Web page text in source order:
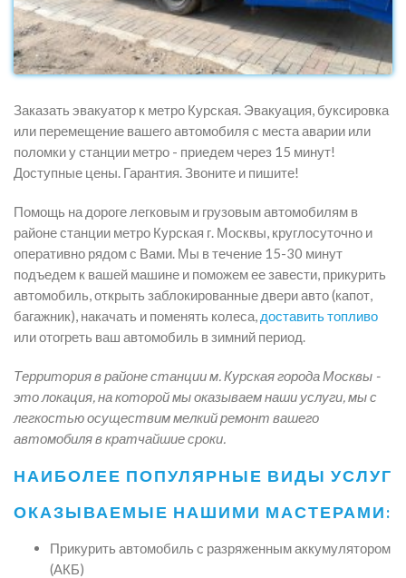
Заказать эвакуатор к метро Курская. Эвакуация, буксировка
или перемещение вашего автомобиля с места аварии или
поломки у станции метро - приедем через 15 минут!
Доступные цены. Гарантия. Звоните и пишите!
Помощь на дороге легковым и грузовым автомобилям в
районе станции метро Курская г. Москвы, круглосуточно и
оперативно рядом с Вами. Мы в течение 15-30 минут
подъедем к вашей машине и поможем ее завести, прикурить
автомобиль, открыть заблокированные двери авто (капот,
багажник), накачать и поменять колеса, доставить топливо
или отогреть ваш автомобиль в зимний период.
Территория в районе станции м. Курская города Москвы -
это локация, на которой мы оказываем наши услуги, мы с
легкостью осуществим мелкий ремонт вашего
автомобиля в кратчайшие сроки.
НАИБОЛЕЕ ПОПУЛЯРНЫЕ ВИДЫ УСЛУГ
ОКАЗЫВАЕМЫЕ НАШИМИ МАСТЕРАМИ:
Прикурить автомобиль с разряженным аккумулятором
(АКБ)